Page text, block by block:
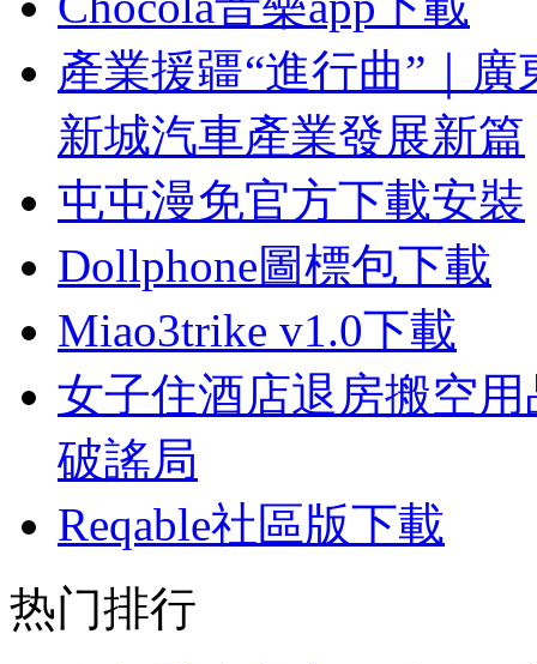
產業援疆“進行曲”｜
新城汽車產業發展新篇
屯屯漫免官方下載安裝
Dollphone圖標包下載
Miao3trike v1.0下載
女子住酒店退房搬空
破謠局
Reqable社區版下載
热门排行